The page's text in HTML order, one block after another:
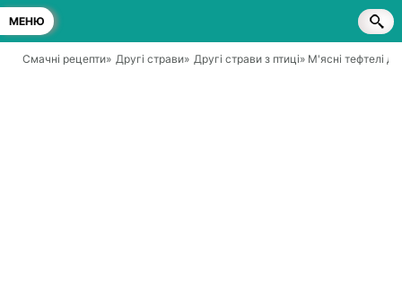
МЕНЮ
Смачні рецепти» Другі страви» Другі страви з птиці» М'ясні тефтелі